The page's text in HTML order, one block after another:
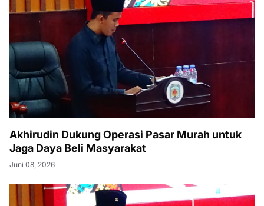
Akhirudin Dukung Operasi Pasar Murah untuk
Jaga Daya Beli Masyarakat
Juni 08, 2026